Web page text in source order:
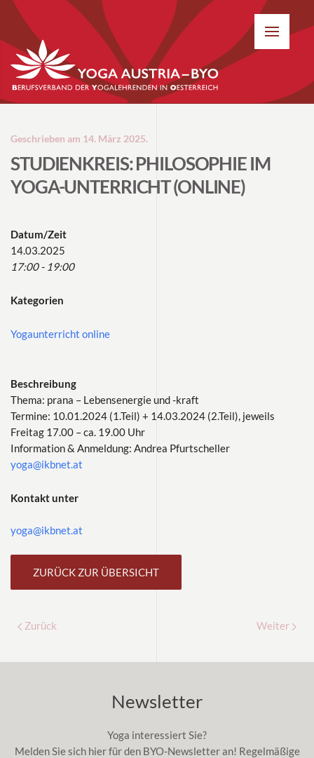
Geschrieben am 14. März 2025.
STUDIENKREIS: PHILOSOPHIE IM
YOGA-UNTERRICHT (ONLINE)
Datum/Zeit
14.03.2025
17:00 - 19:00
Kategorien
Yogaunterricht online
Beschreibung
Thema: prana – Lebensenergie und -kraft
Termine: 10.01.2024 (1.Teil) + 14.03.2024 (2.Teil), jeweils
Freitag 17.00 – ca. 19.00 Uhr
Information & Anmeldung: Andrea Pfurtscheller
yoga@ikbnet.at
Kontakt unter
yoga@ikbnet.at
ZURÜCK ZUR ÜBERSICHT
Zurück Weiter
Newsletter
Yoga interessiert Sie?
Melden Sie sich hier für den BYO-Newsletter an! Regelmäßige